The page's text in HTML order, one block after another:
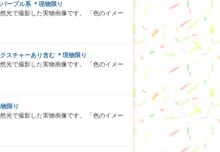
ープル系 ＊現物限り
光で撮影した実物画像です。 「色のイメー
チャーあり含む ＊現物限り
光で撮影した実物画像です。 「色のイメー
限り
光で撮影した実物画像です。 「色のイメー